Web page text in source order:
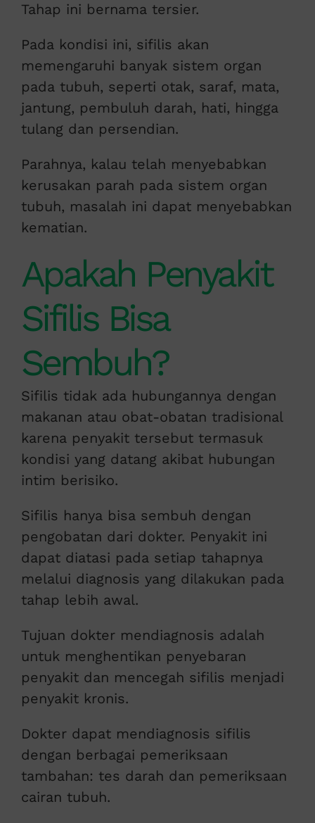
Tahap ini bernama tersier.
Pada kondisi ini, sifilis akan
memengaruhi banyak sistem organ
pada tubuh, seperti otak, saraf, mata,
jantung, pembuluh darah, hati, hingga
tulang dan persendian.
Parahnya, kalau telah menyebabkan
kerusakan parah pada sistem organ
tubuh, masalah ini dapat menyebabkan
kematian.
Apakah Penyakit
Sifilis Bisa
Sembuh?
Sifilis tidak ada hubungannya dengan
makanan atau obat-obatan tradisional
karena penyakit tersebut termasuk
kondisi yang datang akibat hubungan
intim berisiko.
Sifilis hanya bisa sembuh dengan
pengobatan dari dokter. Penyakit ini
dapat diatasi pada setiap tahapnya
melalui diagnosis yang dilakukan pada
tahap lebih awal.
Tujuan dokter mendiagnosis adalah
untuk menghentikan penyebaran
penyakit dan mencegah sifilis menjadi
penyakit kronis.
Dokter dapat mendiagnosis sifilis
dengan berbagai pemeriksaan
tambahan: tes darah dan pemeriksaan
cairan tubuh.